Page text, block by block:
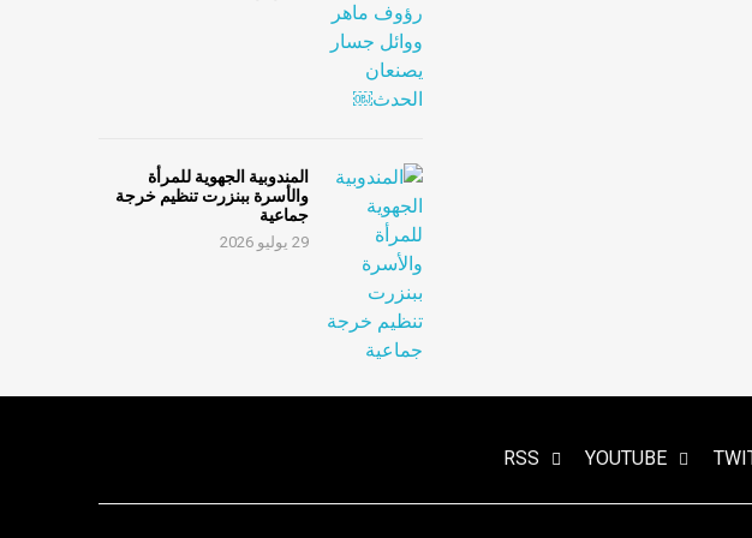
المندوبية الجهوية للمرأة
والأسرة ببنزرت تنظيم خرجة
جماعية
29 يوليو 2026
YOUTUBE
RSS